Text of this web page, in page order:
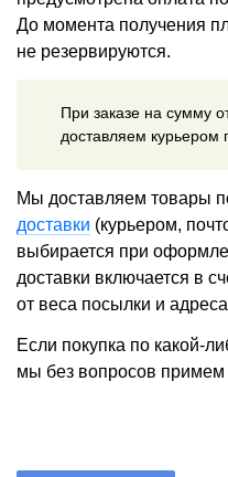
До момента получения
не резервируются.
При заказе на сумму
доставляем курьером
Мы доставляем товары
доставки (курьером,
выбирается при
доставки включается в
от веса посылки и
Если покупка по какой-
мы без вопросов примем